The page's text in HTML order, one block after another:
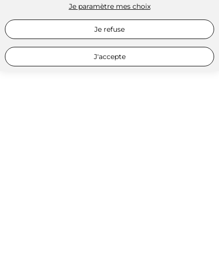
Je paramètre mes choix
Je refuse
J'accepte